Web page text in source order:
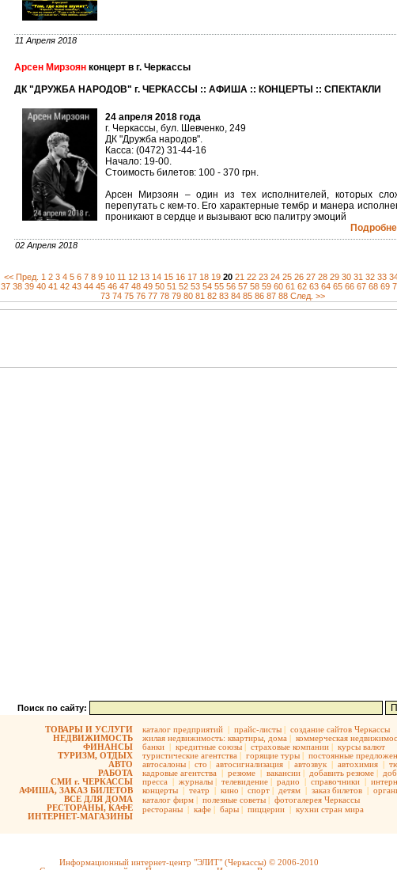
11 Апреля 2018
Арсен Мирзоянконцерт в г. Черкассы
ДК "ДРУЖБА НАРОДОВ" г. ЧЕРКАССЫ :: АФИША :: КОНЦЕРТЫ :: СПЕКТАКЛИ
24 апреля 2018 года
г. Черкассы, бул. Шевченко, 249
ДК "Дружба народов".
Касса: (0472) 31-44-16
Начало: 19-00.
Стоимость билетов: 100 - 370 грн.
Арсен Мирзоян – один из тех исполнителей, которых
перепутать с кем-то. Его характерные тембр и манера
проникают в сердце и вызывают всю палитру эмоций
02 Апреля 2018
<< Пред. 1 2 3 4 5 6 7 8 9 10 11 12 13 14 15 16 17 18 19 20 21 22 23 24 25 26 27 28 29 30 31 32 33
37 38 39 40 41 42 43 44 45 46 47 48 49 50 51 52 53 54 55 56 57 58 59 60 61 62 63 64 65 66 67 68 69
73 74 75 76 77 78 79 80 81 82 83 84 85 86 87 88 След. >>
Поиск по сайту:
ТОВАРЫ И УСЛУГИ
НЕДВИЖИМОСТЬ
ФИНАНСЫ
ТУРИЗМ, ОТДЫХ
АВТО
РАБОТА
СМИ г. ЧЕРКАССЫ
АФИША, ЗАКАЗ БИЛЕТОВ
ВСЕ ДЛЯ ДОМА
РЕСТОРАНЫ, КАФЕ
ИНТЕРНЕТ-МАГАЗИНЫ
каталог предприятий | прайс-листы | создание сайтов Черкассы
жилая недвижимость: квартиры, дома | коммерческая
банки | кредитные союзы | страховые компании | курсы валют
туристические агентства | горящие туры | постоянные
автосалоны | сто | автосигнализация | автозвук | автохимия |
кадровые агентства | резюме | вакансии | добавить резюме |
пресса | журналы | телевидение | радио | справочники |
концерты | театр | кино | спорт | детям | заказ билетов |
каталог фирм | полезные советы | фотогалерея Черкассы
рестораны | кафе | бары | пиццерии | кухни стран мира
Информационный интернет-центр "ЭЛИТ" (Черкассы) © 2006-2010